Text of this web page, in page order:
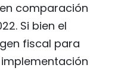
comparación
Si bien el
fiscal para